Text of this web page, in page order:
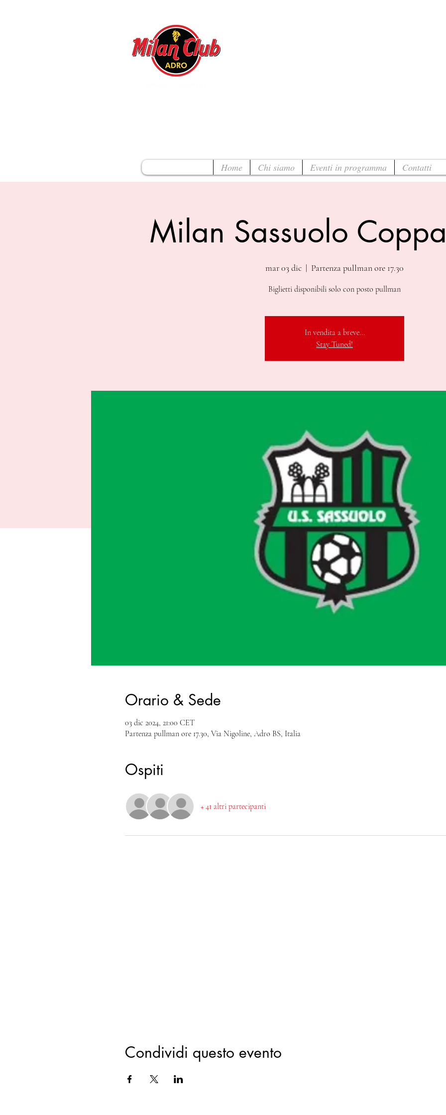
Home Chi siamo Eventi in programma Contatti
Milan Sassuolo
mar 03 dic
  |
Partenza pullman ore 17.30
Biglietti disponibili solo con posto pullman
In vendita a breve...
Stay Tuned!
Orario & Sede
03 dic 2024, 21:00 CET
Partenza pullman ore 17.30, Via Nigoline, Adro BS, Italia
Ospiti
+ 41 altri partecipanti
Condividi questo evento